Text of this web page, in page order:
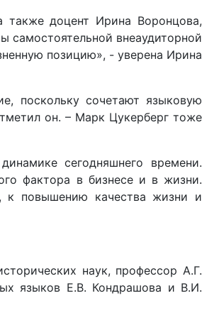
также доцент Ирина Воронцова,
самостоятельной внеаудиторной
позицию», - уверена Ирина
поскольку сочетают языковую
он. – Марк Цукерберг тоже
сегодняшнего времени.
фактора в бизнесе и в жизни.
к повышению качества жизни и
наук, профессор А.Г.
языков Е.В. Кондрашова и В.И.